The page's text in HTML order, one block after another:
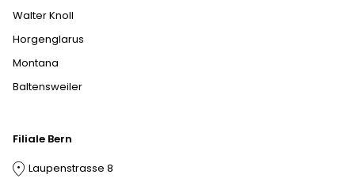
Walter Knoll
Horgenglarus
Montana
Baltensweiler
Filiale Bern
Laupenstrasse 8